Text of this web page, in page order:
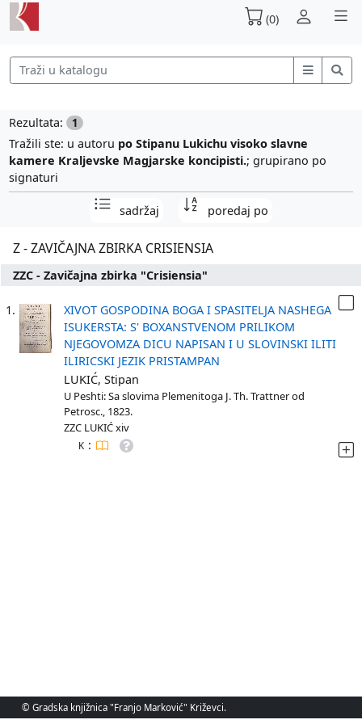
(0)
Rezultata: 1
Tražili ste: u autoru po Stipanu Lukichu visoko slavne
kamere Kraljevske Magjarske koncipisti.; grupirano po
signaturi
sadržaj poredaj po
Z - ZAVIČAJNA ZBIRKA CRISIENSIA
ZZC - Zavičajna zbirka "Crisiensia"
1.
XIVOT GOSPODINA BOGA I SPASITELJA NASHEGA
ISUKERSTA: S' BOXANSTVENOM PRILIKOM
NJEGOVOMZA DICU NAPISAN I U SLOVINSKI ILITI
ILIRICSKI JEZIK PRISTAMPAN
LUKIĆ, Stipan
U Peshti: Sa slovima Plemenitoga J. Th. Trattner od
Petrosc., 1823.
ZZC LUKIĆ xiv
K :
© Gradska knjižnica "Franjo Marković" Križevci.